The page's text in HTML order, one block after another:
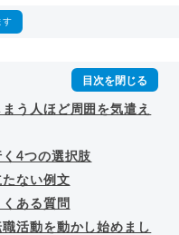
ト
す
う人ほど周囲を気遣え
4つの選択肢
ない例文
ある質問
活動を動かし始めまし